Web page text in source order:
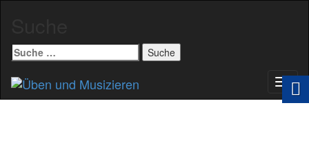
Suche
nach: